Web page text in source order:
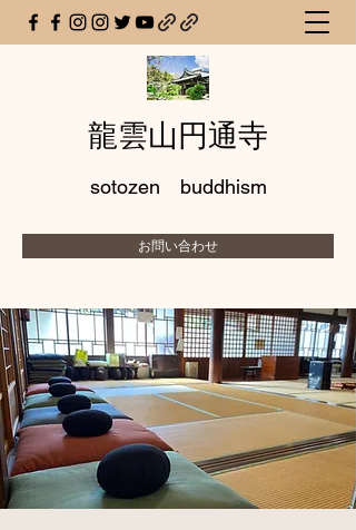
龍雲山円通寺
sotozen buddhism
お問い合わせ